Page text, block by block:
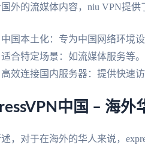
外的流媒体内容，niu VPN提供
中国本土化：专为中国网络环境设
适合特定场景：如流媒体服务等。
高效连接国内服务器：提供快速访
中国 – 海
，对于在海外的华人来说，